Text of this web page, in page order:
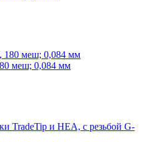
меш; 0,084 мм